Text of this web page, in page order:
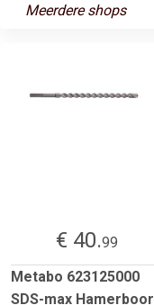
Meerdere shops
€ 40.99
Metabo 623125000
SDS-max Hamerboor